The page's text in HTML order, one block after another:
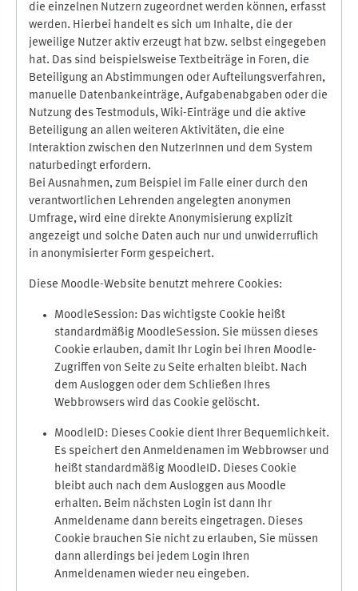
die einzelnen Nutzern zugeordnet werden können, erfasst
werden. Hierbei handelt es sich um Inhalte, die der
jeweilige Nutzer aktiv erzeugt hat bzw. selbst eingegeben
hat. Das sind beispielsweise Textbeiträge in Foren, die
Beteiligung an Abstimmungen oder Aufteilungsverfahren,
manuelle Datenbankeinträge, Aufgabenabgaben oder die
Nutzung des Testmoduls, Wiki-Einträge und die aktive
Beteiligung an allen weiteren Aktivitäten, die eine
Interaktion zwischen den NutzerInnen und dem System
naturbedingt erfordern.
Bei Ausnahmen, zum Beispiel im Falle einer durch den
verantwortlichen Lehrenden angelegten anonymen
Umfrage, wird eine direkte Anonymisierung explizit
angezeigt und solche Daten auch nur und unwiderruflich
in anonymisierter Form gespeichert.
Diese Moodle-Website benutzt mehrere Cookies:
MoodleSession: Das wichtigste Cookie heißt
standardmäßig MoodleSession. Sie müssen dieses
Cookie erlauben, damit Ihr Login bei Ihren Moodle-
Zugriffen von Seite zu Seite erhalten bleibt. Nach
dem Ausloggen oder dem Schließen Ihres
Webbrowsers wird das Cookie gelöscht.
MoodleID: Dieses Cookie dient Ihrer Bequemlichkeit.
Es speichert den Anmeldenamen im Webbrowser und
heißt standardmäßig MoodleID. Dieses Cookie
bleibt auch nach dem Ausloggen aus Moodle
erhalten. Beim nächsten Login ist dann Ihr
Anmeldename dann bereits eingetragen. Dieses
Cookie brauchen Sie nicht zu erlauben, Sie müssen
dann allerdings bei jedem Login Ihren
Anmeldenamen wieder neu eingeben.